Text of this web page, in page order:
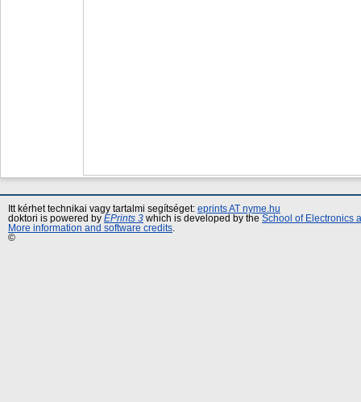
Itt kérhet technikai vagy tartalmi segítséget: eprints AT nyme.hu
doktori is powered by EPrints 3 which is developed by the School of Electronics
More information and software credits
©